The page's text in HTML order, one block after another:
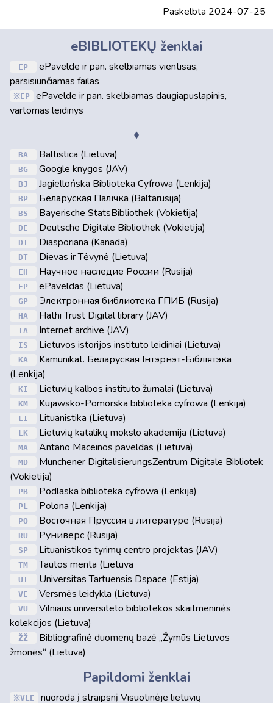
Paskelbta 2024-07-25
eBIBLIOTEKŲ ženklai
EP
ePavelde ir pan. skelbiamas vientisas,
parsisiunčiamas failas
EP
ePavelde ir pan. skelbiamas daugiapuslapinis,
vartomas leidinys
♦
BA Baltistica (Lietuva)
BG Google knygos (JAV)
BJ Jagiellońska Biblioteka Cyfrowa (Lenkija)
BP Беларуская Палічка (Baltarusija)
BS Bayerische StatsBibliothek (Vokietija)
DE Deutsche Digitale Bibliothek (Vokietija)
DI Diasporiana (Kanada)
DT Dievas ir Tėvynė (Lietuva)
EH Научное наследие России (Rusija)
EP ePaveldas (Lietuva)
GP Электронная библиотека ГПИБ (Rusija)
HA Hathi Trust Digital library (JAV)
IA Internet archive (JAV)
IS Lietuvos istorijos instituto leidiniai (Lietuva)
KA
Kamunikat. Беларуская Інтэрнэт-Бібліятэка
(Lenkija)
KI Lietuvių kalbos instituto žurnalai (Lietuva)
KM Kujawsko-Pomorska biblioteka cyfrowa (Lenkija)
LI Lituanistika (Lietuva)
LK Lietuvių katalikų mokslo akademija (Lietuva)
MA Antano Maceinos paveldas (Lietuva)
MD
Munchener DigitalisierungsZentrum Digitale Bibliotek
(Vokietija)
PB Podlaska biblioteka cyfrowa (Lenkija)
PL Polona (Lenkija)
PO Восточная Пруссия в литературе (Rusija)
RU Руниверс (Rusija)
SP Lituanistikos tyrimų centro projektas (JAV)
TM Tautos menta (Lietuva
UT Universitas Tartuensis Dspace (Estija)
VE Versmės leidykla (Lietuva)
VU
Vilniaus universiteto bibliotekos skaitmeninės
kolekcijos (Lietuva)
ŽŽ
Bibliografinė duomenų bazė „Žymūs Lietuvos
žmonės“ (Lietuva)
Papildomi ženklai
VLE nuoroda į straipsnį Visuotinėje lietuvių